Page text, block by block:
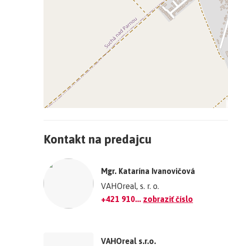
−
Kontakt na predajcu
Mgr. Katarína Ivanovičová
VAHOreal, s. r. o.
+421 910... zobraziť číslo
VAHOreal s.r.o.